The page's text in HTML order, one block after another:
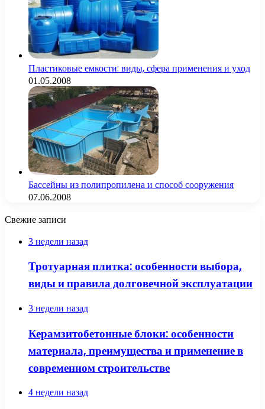
Пластиковые емкости: виды, сфера применения и уход
01.05.2008
Бассейны из полипропилена и способ сооружения
07.06.2008
Свежие записи
3 недели назад
Тротуарная плитка: особенности выбора,
виды и правила долговечной эксплуатации
3 недели назад
Керамзитобетонные блоки: особенности
материала, преимущества и применение в
современном строительстве
4 недели назад